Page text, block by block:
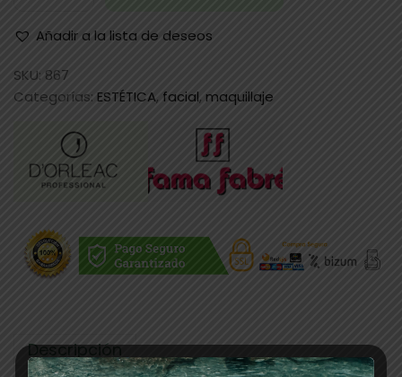
Añadir a la lista de deseos
SKU: 867
Categorías: ESTÉTICA, facial, maquillaje
Descripción